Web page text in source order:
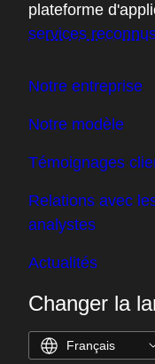
plateforme
services
Notre entreprise
Notre modèle
Témoignages
Relations avec
analystes
Actualités
Changer la